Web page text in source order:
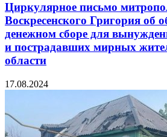
Циркулярное письмо
Воскресенского Григория об
денежном сборе для
и пострадавших мирных
области
17.08.2024